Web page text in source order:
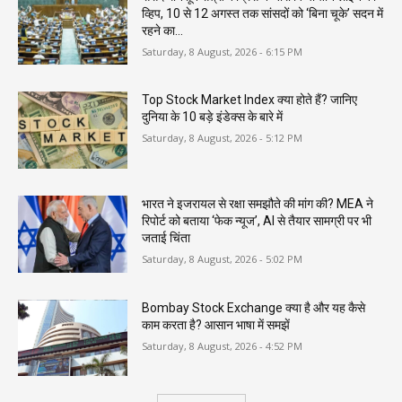
व्हिप, 10 से 12 अगस्त तक सांसदों को ‘बिना चूके’ सदन में
रहने का...
Saturday, 8 August, 2026 - 6:15 PM
Top Stock Market Index क्या होते हैं? जानिए
दुनिया के 10 बड़े इंडेक्स के बारे में
Saturday, 8 August, 2026 - 5:12 PM
भारत ने इजरायल से रक्षा समझौते की मांग की? MEA ने
रिपोर्ट को बताया ‘फेक न्यूज’, AI से तैयार सामग्री पर भी
जताई चिंता
Saturday, 8 August, 2026 - 5:02 PM
Bombay Stock Exchange क्या है और यह कैसे
काम करता है? आसान भाषा में समझें
Saturday, 8 August, 2026 - 4:52 PM